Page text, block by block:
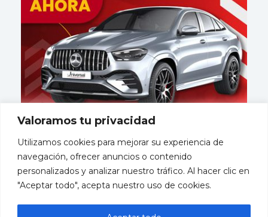
Valoramos tu privacidad
Utilizamos cookies para mejorar su experiencia de
navegación, ofrecer anuncios o contenido
personalizados y analizar nuestro tráfico. Al hacer clic en
"Aceptar todo", acepta nuestro uso de cookies.